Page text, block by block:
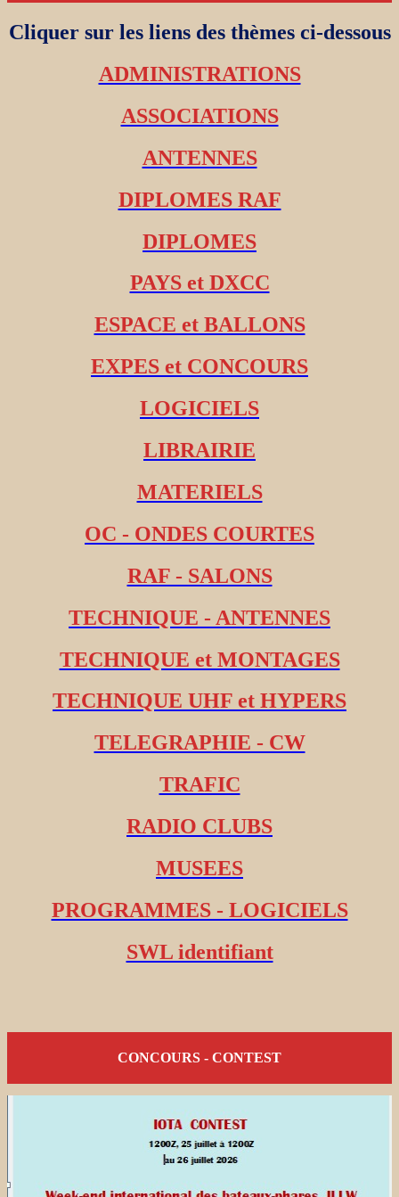
Cliquer sur les liens des thèmes ci-dessous
ADMINISTRATIONS
ASSOCIATIONS
ANTENNES
DIPLOMES RAF
DIPLOMES
PAYS et DXCC
ESPACE et BALLONS
EXPES et CONCOURS
LOGICIELS
LIBRAIRIE
MATERIELS
OC - ONDES COURTES
RAF - SALONS
TECHNIQUE - ANTENNES
TECHNIQUE et MONTAGES
TECHNIQUE UHF et HYPERS
TELEGRAPHIE - CW
TRAFIC
RADIO CLUBS
MUSEES
PROGRAMMES - LOGICIELS
SWL identifiant
CONCOURS - CONTEST